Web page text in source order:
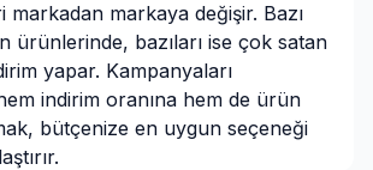
markadan markaya değişir. Bazı
ürünlerinde, bazıları ise çok satan
yapar. Kampanyaları
indirim oranına hem de ürün
bütçenize en uygun seçeneği